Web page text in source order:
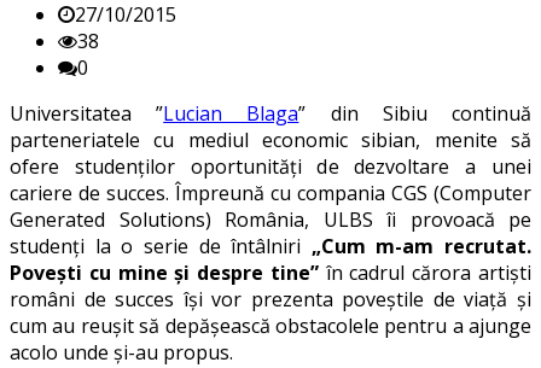
27/10/2015
38
0
Universitatea ”Lucian Blaga” din Sibiu continuă
parteneriatele cu mediul economic sibian, menite să
ofere studenților oportunități de dezvoltare a unei
cariere de succes. Împreună cu compania CGS (Computer
Generated Solutions) România, ULBS îi provoacă pe
studenți la o serie de întâlniri „Cum m-am recrutat.
Povești cu mine și despre tine”în cadrul cărora artiști
români de succes își vor prezenta poveștile de viață și
cum au reușit să depășească obstacolele pentru a ajunge
acolo unde și-au propus.